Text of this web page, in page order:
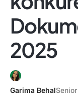
2025
Garima Behal